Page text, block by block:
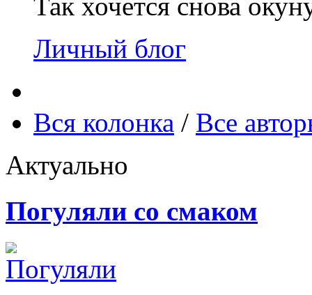
Личный блог
Вся колонка / Все
Актуально
Погуляли со смаком